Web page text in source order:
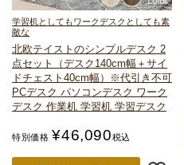
学習机としてもワークデスクとしても素
敵な
北欧テイストのシンプルデスク 2
点セット
（デスク140cm幅＋サイ
ドチェスト40cm幅）
※代引き不可
PCデスク パソコンデスク ワーク
デスク 作業机 学習机 学習デスク
特別価格 ¥46,090税込